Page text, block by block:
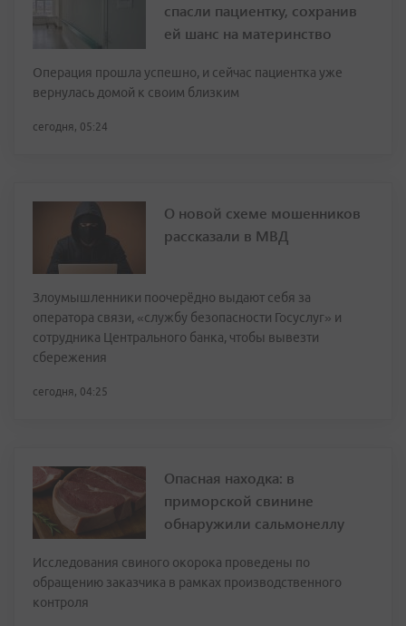
спасли пациентку, сохранив
ей шанс на материнство
Операция прошла успешно, и сейчас пациентка уже
вернулась домой к своим близким
сегодня, 05:24
О новой схеме мошенников
рассказали в МВД
Злоумышленники поочерёдно выдают себя за
оператора связи, «службу безопасности Госуслуг» и
сотрудника Центрального банка, чтобы вывезти
сбережения
сегодня, 04:25
Опасная находка: в
приморской свинине
обнаружили сальмонеллу
Исследования свиного окорока проведены по
обращению заказчика в рамках производственного
контроля